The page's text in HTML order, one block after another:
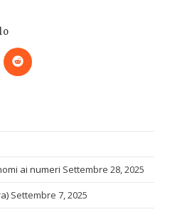
ai numeri Settembre 28, 2025
Settembre 7, 2025